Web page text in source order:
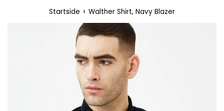
Startside › Walther Shirt, Navy Blazer